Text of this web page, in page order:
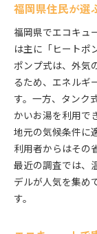
福岡県住民が選
福岡県でエコキュ
は主に「ヒートポ
ポンプ式は、外気
るため、エネルギ
す。一方、タンク
かいお湯を利用で
地元の気候条件に
利用者からはその
最近の調査では、
デルが人気を集め
す。